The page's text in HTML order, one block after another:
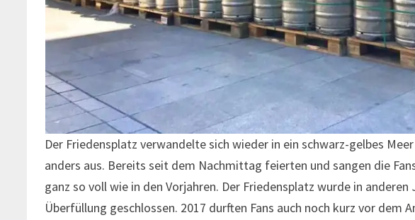
Der Friedensplatz verwandelte sich wieder in ein schwarz-gelbes
anders aus. Bereits seit dem Nachmittag feierten und sangen die
ganz so voll wie in den Vorjahren. Der Friedensplatz wurde in
Überfüllung geschlossen. 2017 durften Fans auch noch kurz vor dem